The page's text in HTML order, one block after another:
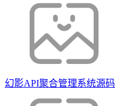
幻影API聚合管理系统源码